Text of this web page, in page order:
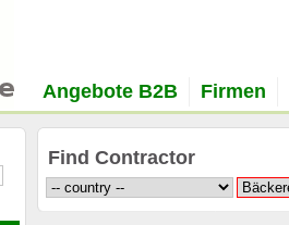
Angebote B2B Firmen
Find Contractor